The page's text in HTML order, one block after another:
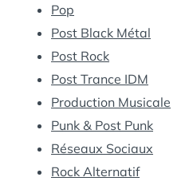
Pop
Post Black Métal
Post Rock
Post Trance IDM
Production Musicale
Punk & Post Punk
Réseaux Sociaux
Rock Alternatif